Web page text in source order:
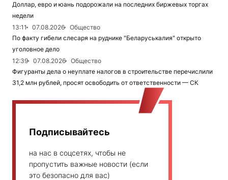
Доллар, евро и юань подорожали на последних биржевых торгах
недели
13:11
07.08.2026
Общество
По факту гибели слесаря на руднике "Беларуськалия" открыто
уголовное дело
12:39
07.08.2026
Общество
Фигуранты дела о неуплате налогов в строительстве перечислили
31,2 млн рублей, просят освободить от ответственности — СК
Подписывайтесь
на нас в соцсетях, чтобы не
пропустить важные новости (если
это безопасно для вас)